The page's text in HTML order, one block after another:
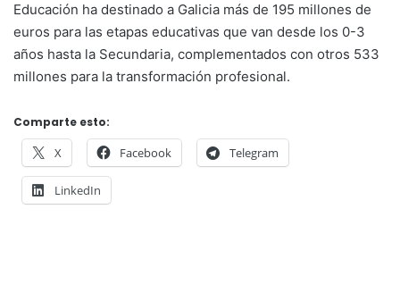
Educación ha destinado a Galicia más de 195 millones de
euros para las etapas educativas que van desde los 0-3
años hasta la Secundaria, complementados con otros 533
millones para la transformación profesional.
Comparte esto:
X Facebook Telegram
LinkedIn